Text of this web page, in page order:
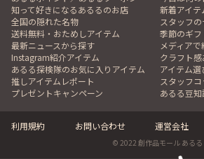
知って好きになるあるるのお店
新着アイテ
全国の隠れた名物
スタッフ
送料無料・おためしアイテム
季節のギフ
最新ニュースから探す
メディア
Instagram紹介アイテム
クラフト
あるる探検隊のお気に入りアイテム
アイテム
推しアイテムレポート
スタッフコ
プレゼントキャンペーン
あるる豆知
利用規約 お問い合わせ 運営会社
© 2022 創作品モール あるる